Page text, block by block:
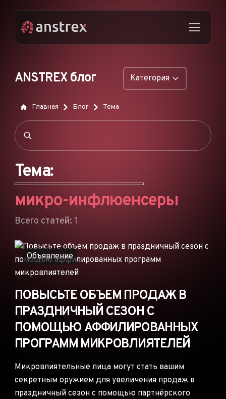
ANSTREX блог Категория
ОБЩИЕ
НАТИВНАЯ РЕКЛАМА
РЕКЛАМА В TIKTOK
РЕКЛАМНЫЕ СЕТИ
ПАРТНЁРСКИЙ
МАРКЕТИНГ
Главная Блог Тема
Тема:
микро-инфлюенсеры
Всего статей: 1
Объявление
ПОВЫСЬТЕ ОБЪЕМ ПРОДАЖ В
ПРАЗДНИЧНЫЙ СЕЗОН С
ПОМОЩЬЮ АФФИЛИРОВАННЫХ
ПРОГРАММ МИКРОВЛИЯТЕЛЕЙ
Микровлиятельные лица могут стать вашим
секретным оружием для увеличения продаж в
праздничный сезон с помощью партнёрского